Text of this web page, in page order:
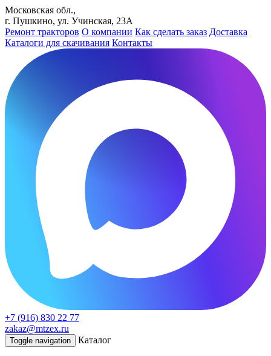
Московская обл.,
г. Пушкино, ул. Учинская, 23А
Ремонт тракторов О компании Как сделать заказ Доставка
Каталоги для скачивания Контакты
+7 (916) 830 22 77
zakaz@mtzex.ru
Toggle navigation Каталог